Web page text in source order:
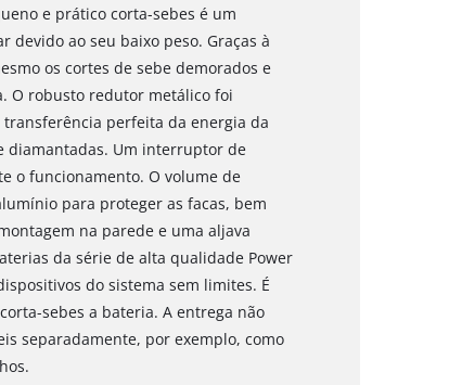
e prático corta-sebes é um
devido ao seu baixo peso. Graças à
os cortes de sebe demorados e
O robusto redutor metálico foi
perfeita da energia da
diamantadas. Um interruptor de
o funcionamento. O volume de
para proteger as facas, bem
na parede e uma aljava
da série de alta qualidade Power
do sistema sem limites. É
sebes a bateria. A entrega não
separadamente, por exemplo, como